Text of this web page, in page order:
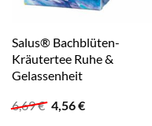
Salus® Bachblüten-
Kräutertee Ruhe &
Gelassenheit
6,69€ Ursprünglicher
Preis
4,56€Aktueller